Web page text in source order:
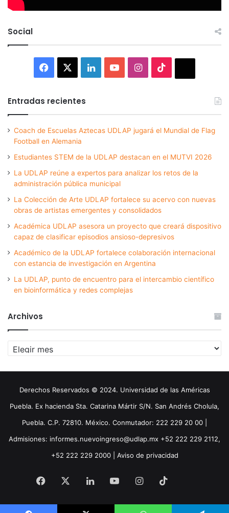
Social
Facebook LinkedInYouTubeInstagram
Entradas recientes
Coach de Escuelas Aztecas UDLAP jugará el Mundial de Flag
Football en Alemania
Estudiantes STEM de la UDLAP destacan en el MUTVI 2026
La UDLAP reúne a expertos para analizar los retos de la
administración pública municipal
La Colección de Arte UDLAP fortalece su acervo con nuevas
obras de artistas emergentes y consolidados
Académica UDLAP asesora un proyecto que creará dispositivo
capaz de clasificar episodios ansioso-depresivos
Académico de la UDLAP fortalece colaboración internacional
con estancia de investigación en Argentina
La UDLAP, punto de encuentro para el intercambio científico
en bioinformática y redes complejas
Archivos
Archivos
Derechos Reservados © 2024. Universidad de las Américas
Puebla. Ex hacienda Sta. Catarina Mártir S/N. San Andrés Cholula,
Puebla. C.P. 72810. México. Conmutador: 222 229 20 00 |
Admisiones: informes.nuevoingreso@udlap.mx +52 222 229 2112,
+52 222 229 2000 | Aviso de privacidad
Facebook LinkedInYouTubeInstagram